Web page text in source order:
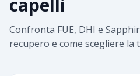
capelli
Confronta FUE, DHI e
recupero e come scegliere la